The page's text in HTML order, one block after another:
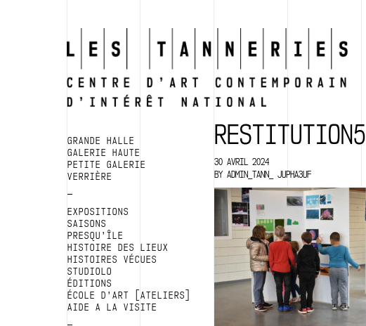
GRANDE HALLE
GALERIE HAUTE
PETITE GALERIE
VERRIÈRE
EXPOSITIONS
SAISONS
PRESQU’ÎLE
HISTOIRE DES LIEUX
HISTOIRES VÉCUES
STUDIOLO
ÉDITIONS
ÉCOLE D’ART [ATELIERS]
AIDE A LA VISITE
RESTITUTION5
30 AVRIL 2024
BY ADMIN_TANN_ JUPHA3UF